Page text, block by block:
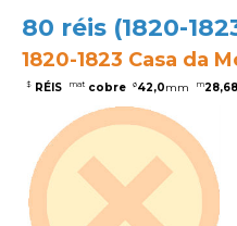
80 réis (1820-
1820-1823 Casa da
$ RÉIS mat cobre ø42,0mm m28,68